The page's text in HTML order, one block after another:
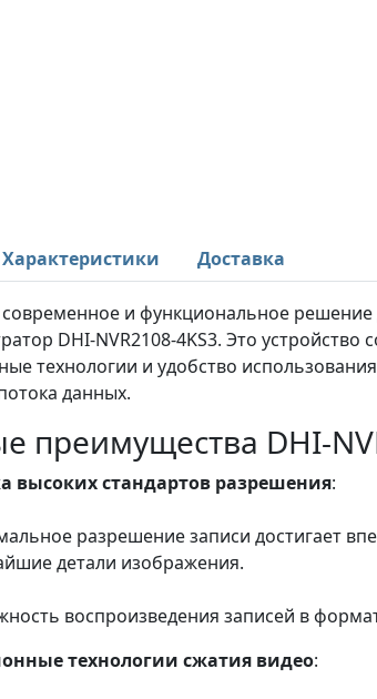
Характеристики Доставка
и функциональное
DHI-NVR2108-4KS3. Это
технологии и удобство
данных.
преимущества DHI-
высоких стандартов разрешения:
разрешение записи достигает
детали изображения.
воспроизведения записей в
технологии сжатия видео: